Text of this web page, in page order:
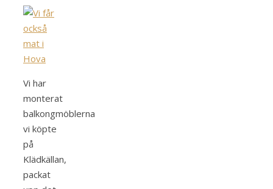
Vi har
monterat
balkongmöblerna
vi köpte
på
Klädkällan,
packat